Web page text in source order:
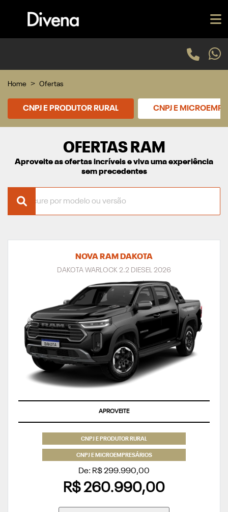
Home Ofertas
CNPJ E PRODUTOR RURAL CNPJ E
OFERTAS RAM
Aproveite as ofertas incríveis e viva uma experiência
sem precedentes
NOVA RAM DAKOTA
DAKOTA WARLOCK 2.2 DIESEL 2026
APROVEITE
CNPJ E PRODUTOR RURAL
CNPJ E MICROEMPRESÁRIOS
De: R$ 299.990,00
R$ 260.990,00